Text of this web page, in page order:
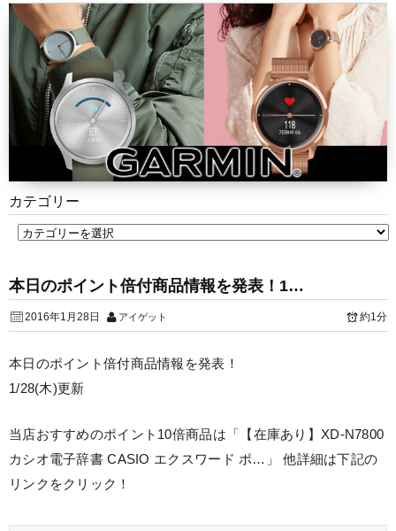
カテゴリー
本日のポイント倍付商品情報を発表！1…
2016年1月28日 アイゲット 約1分
本日のポイント倍付商品情報を発表！
1/28(木)更新
当店おすすめのポイント10倍商品は「【在庫あり】XD-N7800
カシオ電子辞書 CASIO エクスワード ポ…」 他詳細は下記の
リンクをクリック！